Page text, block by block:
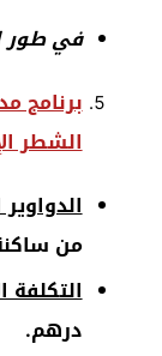
في طور
برنامج
الشطر
من
التكلفة
درهم.